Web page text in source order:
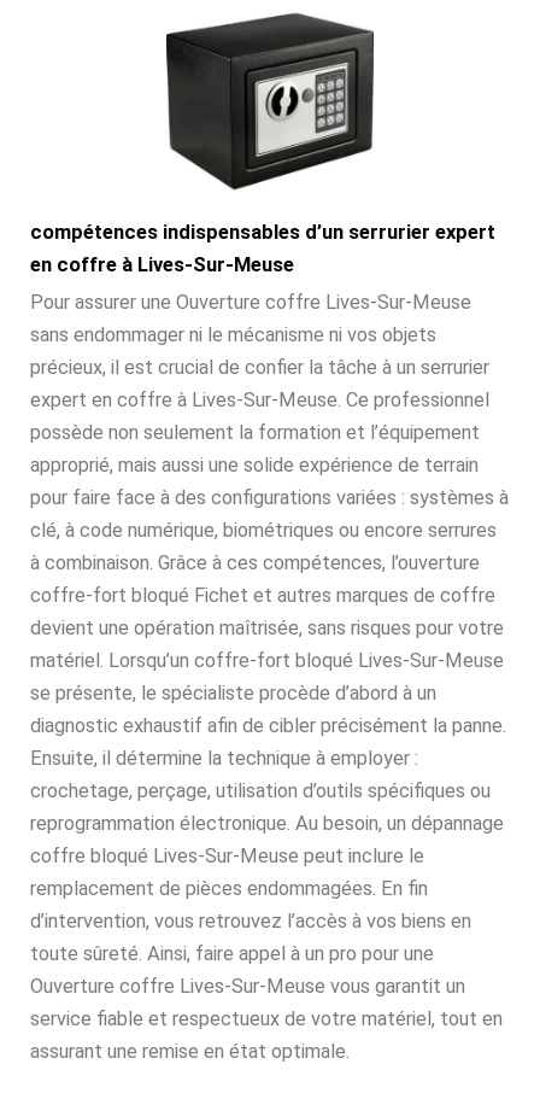
compétences indispensables d’un serrurier expert
en coffre à Lives-Sur-Meuse
Pour assurer une Ouverture coffre Lives-Sur-Meuse
sans endommager ni le mécanisme ni vos objets
précieux, il est crucial de confier la tâche à un serrurier
expert en coffre à Lives-Sur-Meuse. Ce professionnel
possède non seulement la formation et l’équipement
approprié, mais aussi une solide expérience de terrain
pour faire face à des configurations variées : systèmes à
clé, à code numérique, biométriques ou encore serrures
à combinaison. Grâce à ces compétences, l’ouverture
coffre-fort bloqué Fichet et autres marques de coffre
devient une opération maîtrisée, sans risques pour votre
matériel. Lorsqu’un coffre-fort bloqué Lives-Sur-Meuse
se présente, le spécialiste procède d’abord à un
diagnostic exhaustif afin de cibler précisément la panne.
Ensuite, il détermine la technique à employer :
crochetage, perçage, utilisation d’outils spécifiques ou
reprogrammation électronique. Au besoin, un dépannage
coffre bloqué Lives-Sur-Meuse peut inclure le
remplacement de pièces endommagées. En fin
d’intervention, vous retrouvez l’accès à vos biens en
toute sûreté. Ainsi, faire appel à un pro pour une
Ouverture coffre Lives-Sur-Meuse vous garantit un
service fiable et respectueux de votre matériel, tout en
assurant une remise en état optimale.